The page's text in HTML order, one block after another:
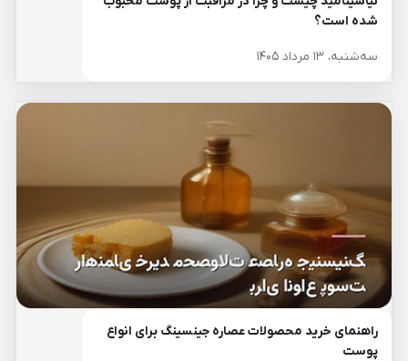
شده است؟
سه‌شنبه، ۱۳ مرداد ۱۴۰۵
راهنمای خرید محصولات عصاره جینسینگ برای انواع
پوست